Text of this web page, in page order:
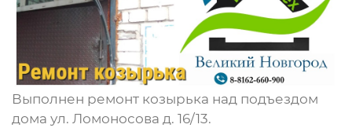
Выполнен ремонт козырька над подъездом
дома ул. Ломоносова д. 16/13.